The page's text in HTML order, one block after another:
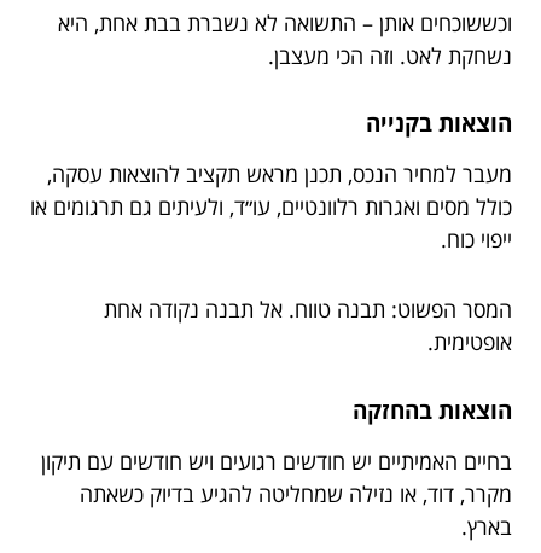
וכששוכחים אותן – התשואה לא נשברת בבת אחת, היא
נשחקת לאט. וזה הכי מעצבן.
הוצאות בקנייה
מעבר למחיר הנכס, תכנן מראש תקציב להוצאות עסקה,
כולל מסים ואגרות רלוונטיים, עו״ד, ולעיתים גם תרגומים או
ייפוי כוח.
המסר הפשוט: תבנה טווח. אל תבנה נקודה אחת
אופטימית.
הוצאות בהחזקה
בחיים האמיתיים יש חודשים רגועים ויש חודשים עם תיקון
מקרר, דוד, או נזילה שמחליטה להגיע בדיוק כשאתה
בארץ.